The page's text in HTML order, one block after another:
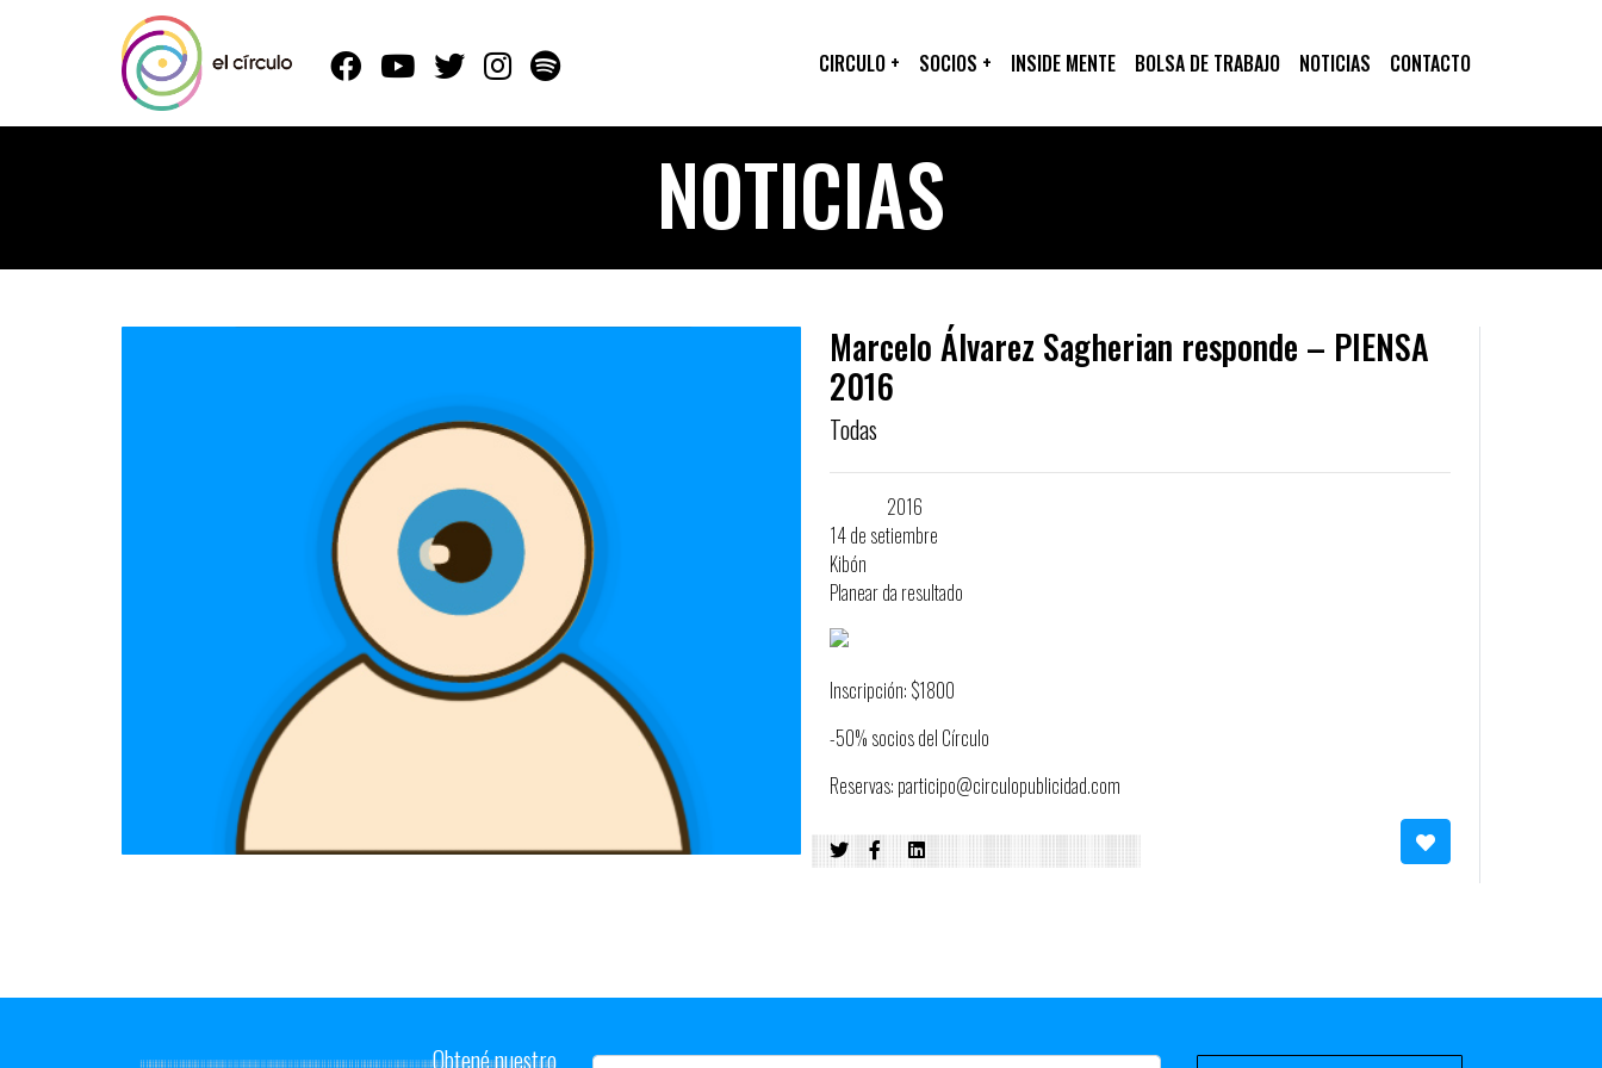
CIRCULO + SOCIOS + INSIDE MENTE BOLSA DE TRABAJO NOTICIAS CONTACTO
NOTICIAS
Marcelo Álvarez Sagherian responde – PIENSA
2016
Todas
2016
14 de setiembre
Kibón
Planear da resultado
Inscripción: $1800
-50% socios del Círculo
Reservas: participo@circulopublicidad.com
Obtené nuestro